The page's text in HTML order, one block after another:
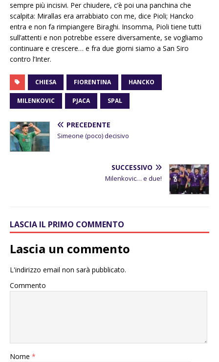
sempre più incisivi. Per chiudere, c’è poi una panchina che
scalpita: Mirallas era arrabbiato con me, dice Pioli; Hancko
entra e non fa rimpiangere Biraghi. Insomma, Pioli tiene tutti
sull’attenti e non potrebbe essere diversamente, se vogliamo
continuare e crescere… e fra due giorni siamo a San Siro
contro l’Inter.
CHIESA FIORENTINA HANCKO
MILENKOVIC PJACA SPAL
PRECEDENTE
Simeone (poco) decisivo
SUCCESSIVO
Milenkovic… e due!
LASCIA IL PRIMO COMMENTO
Lascia un commento
L'indirizzo email non sarà pubblicato.
Commento
Nome *